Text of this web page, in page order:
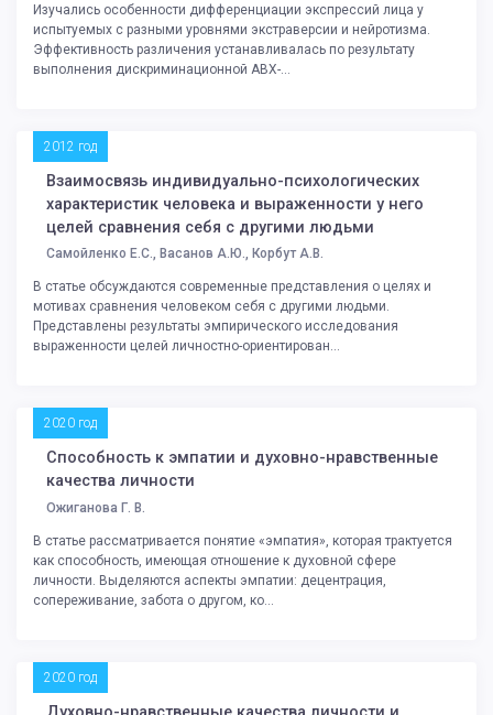
Изучались особенности дифференциации экспрессий лица у
испытуемых с разными уровнями экстраверсии и нейротизма.
Эффективность различения устанавливалась по результату
выполнения дискриминационной АВХ-...
2012 год
Взаимосвязь индивидуально-психологических
характеристик человека и выраженности у него
целей сравнения себя с другими людьми
Самойленко Е.С., Васанов А.Ю., Корбут А.В.
В статье обсуждаются современные представления о целях и
мотивах сравнения человеком себя с другими людьми.
Представлены результаты эмпирического исследования
выраженности целей личностно-ориентирован...
2020 год
Способность к эмпатии и духовно-нравственные
качества личности
Ожиганова Г. В.
В статье рассматривается понятие «эмпатия», которая трактуется
как способность, имеющая отношение к духовной сфере
личности. Выделяются аспекты эмпатии: децентрация,
сопереживание, забота о другом, ко...
2020 год